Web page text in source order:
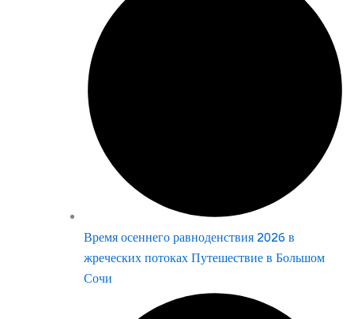
Время осеннего равноденствия 2026 в
жреческих потоках Путешествие в Большом
Сочи